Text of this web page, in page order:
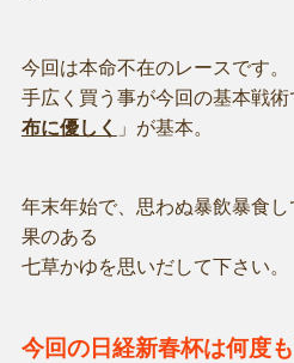
今回は本命不在のレースです。
手広く買う事が今回の基本戦術
布に優しく 」が基本。
年末年始で、思わぬ暴飲暴食
果のある
七草かゆを思いだして下さい。
今回の日経新春杯は何度も